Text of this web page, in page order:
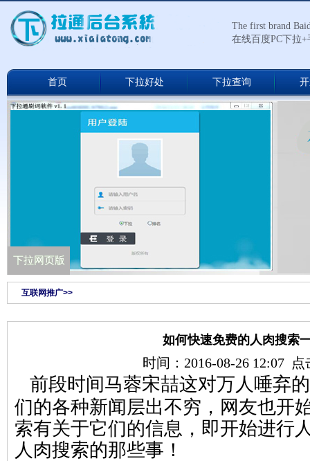
The first brand
在线百度PC下拉
首页 下拉好处 下拉查询
下拉通网络版
下拉网页版
互联网推广>>
如何快速免费的人肉搜索
时间：2016-08-26 12:07
前段时间马蓉宋喆这对万人唾弃
们的各种新闻层出不穷，网友也开
索有关于它们的信息，即开始进行
人肉搜索的那些事！